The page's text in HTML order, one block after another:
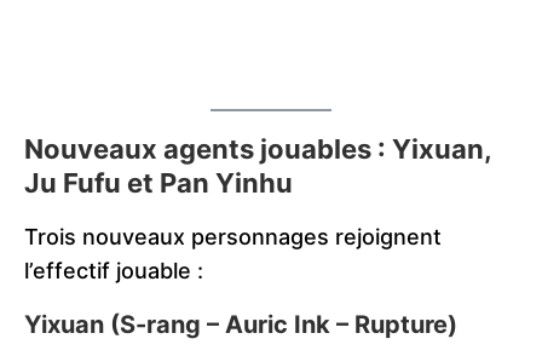
Nouveaux agents jouables : Yixuan,
Ju Fufu et Pan Yinhu
Trois nouveaux personnages rejoignent
l’effectif jouable :
Yixuan (S-rang – Auric Ink – Rupture)